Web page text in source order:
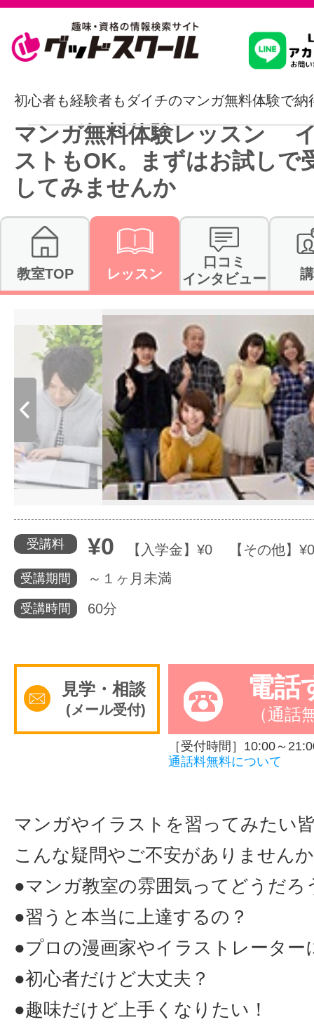
習いたいこ
スクールを
駅・路線か
通信講座を
体験レッス
やりたいこ
特集をみる
サイトマッ
初心者も経験者もダイチのマンガ無料体験で納
マンガ無料体験レッスン
ストもOK。まずはお試しで
してみませんか
教室TOP レッスン
口コミ
インタビュー
受講料 ¥0 【入学金】¥0 【その他】¥0
受講期間 ～１ヶ月未満
受講時間 60分
見学・相談
(メール受付)
電話
（通話
［受付時間］10:00～
通話料無料について
マンガやイラストを習ってみたい
こんな疑問やご不安がありません
●マンガ教室の雰囲気ってどうだろ
●習うと本当に上達するの？
●プロの漫画家やイラストレーター
●初心者だけど大丈夫？
●趣味だけど上手くなりたい！